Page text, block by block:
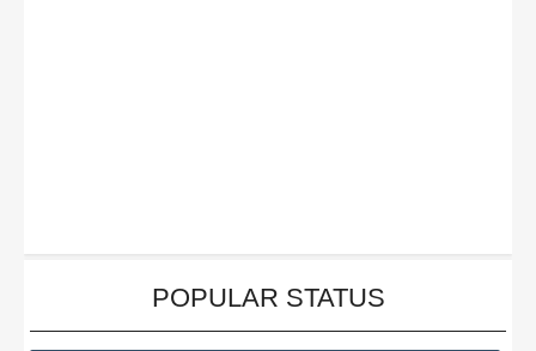
POPULAR STATUS